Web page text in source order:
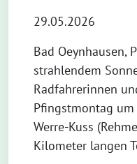
29.05.2026
Bad Oeynhausen,
strahlendem
Radfahrerinnen
Pfingstmontag
Werre-Kuss
Kilometer langen